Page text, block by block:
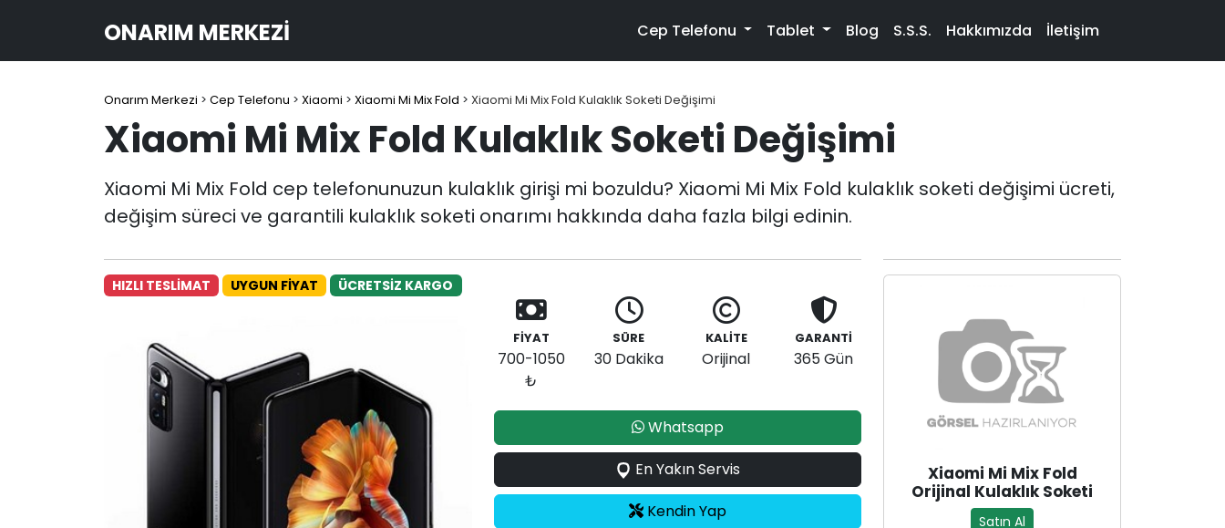
ONARIM MERKEZI Cep Telefonu Tablet Blog S.S.S. Hakkımızda İletişim
Onarım Merkezi > Cep Telefonu > Xiaomi > Xiaomi Mi Mix Fold > Xiaomi Mi Mix Fold Kulaklık Soketi Değişimi
Xiaomi Mi Mix Fold Kulaklık Soketi Değişimi
Xiaomi Mi Mix Fold cep telefonunuzun kulaklık girişi mi bozuldu? Xiaomi Mi Mix Fold kulaklık soketi değişimi ücreti,
değişim süreci ve garantili kulaklık soketi onarımı hakkında daha fazla bilgi edinin.
HIZLI TESLİMAT UYGUN FİYAT ÜCRETSİZ KARGO
FİYAT
700-1050
₺
SÜRE
30 Dakika
KALİTE
Orijinal
GARANTİ
365 Gün
Whatsapp
En Yakın Servis
Kendin Yap
Xiaomi Mi Mix Fold
Orijinal Kulaklık Soketi
Satın Al